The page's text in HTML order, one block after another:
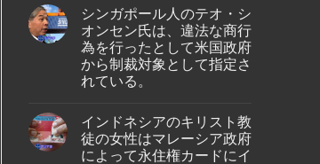
テ
ル
で
死
亡
し
て
の
が
発
見
料
価
格
高
騰
を
受
け
ケ
ッ
ト
～
ル
出
身
の
女
性
が、
ブ
ン
の
仏
教
on
シ
ン
ガ
ポ
ー
ル、
ン
セ
ス・
ク
シンガポール人のテオ・シ
オンセン氏は、違法な商行
為を行ったとして米国政府
から制裁対象として指定さ
れている。
on
シ
ン
ガ
インドネシアのキリスト教
徒の女性はマレーシア政府
によって永住権カードにイ